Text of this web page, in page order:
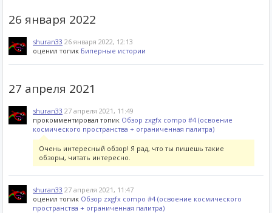
26 января 2022
shuran33 26 января 2022, 12:13
оценил топик Биперные истории
27 апреля 2021
shuran33 27 апреля 2021, 11:49
прокомментировал топик Обзор zxgfx compo #4 (освоение
космического пространства + ограниченная палитра)
Очень интересный обзор! Я рад, что ты пишешь такие
обзоры, читать интересно.
shuran33 27 апреля 2021, 11:47
оценил топик Обзор zxgfx compo #4 (освоение космического
пространства + ограниченная палитра)